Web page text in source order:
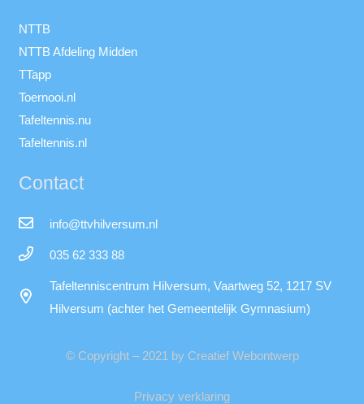
NTTB
NTTB Afdeling Midden
TTapp
Toernooi.nl
Tafeltennis.nu
Tafeltennis.nl
Contact
info@ttvhilversum.nl
035 62 333 88
Tafeltenniscentrum Hilversum, Vaartweg 52, 1217 SV
Hilversum (achter het Gemeentelijk Gymnasium)
© Copyright – 2021 by Creatief Webontwerp
Privacy verklaring